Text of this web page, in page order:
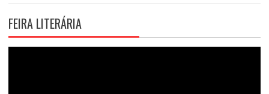
FEIRA LITERÁRIA